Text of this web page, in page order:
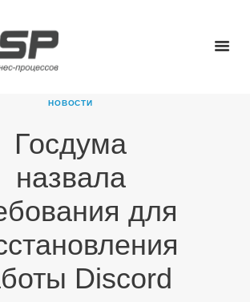
НОВОСТИ
Госдума
назвала
для
Discord